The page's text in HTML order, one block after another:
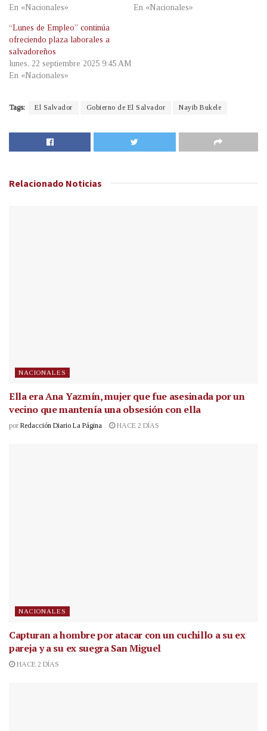
En «Nacionales»
En «Nacionales»
“Lunes de Empleo” continúa
ofreciendo plaza laborales a
salvadoreños
lunes, 22 septiembre 2025 9:45 AM
En «Nacionales»
Tags: El Salvador Gobierno de El Salvador Nayib Bukele
Relacionado Noticias
NACIONALES
Ella era Ana Yazmín, mujer que fue asesinada por un
vecino que mantenía una obsesión con ella
por Redacción Diario La Página HACE 2 DÍAS
NACIONALES
Capturan a hombre por atacar con un cuchillo a su ex
pareja y a su ex suegra San Miguel
HACE 2 DÍAS